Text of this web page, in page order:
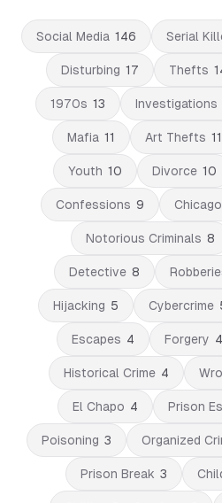
Social Media 146 Serial
Disturbing 17 Thefts
1970s 13 Investigations
Mafia 11 Art Thefts 11
Youth 10 Divorce 10
Confessions 9 Chicago
Notorious Criminals 8
Detective 8
Hijacking 5 Cybercrime
Escapes 4 Forgery 4
Historical Crime 4
El Chapo 4 Prison
Poisoning 3 Organized
Prison Break 3